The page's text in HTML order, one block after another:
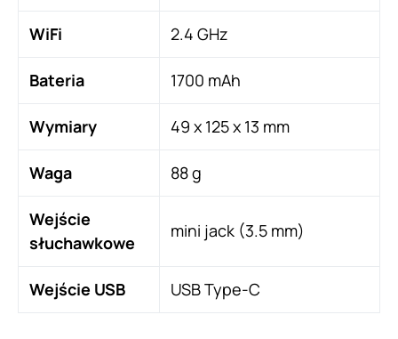
WiFi 2.4 GHz
Bateria 1700 mAh
Wymiary 49 x 125 x 13 mm
Waga 88 g
Wejście
słuchawkowe
mini jack (3.5 mm)
Wejście USB USB Type-C